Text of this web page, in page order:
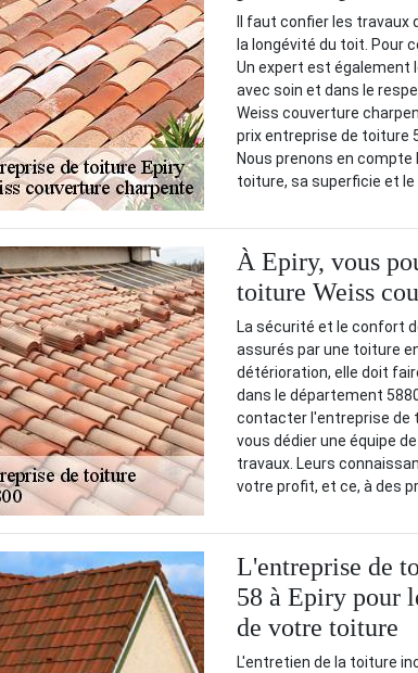
Il faut confier les
la longévité du toit. Pour
Un expert est également
avec soin et dans le
Weiss couverture
prix entreprise de toiture
Nous prenons en
toiture, sa superficie et
À Epiry, vous
toiture Weiss
La sécurité et le confort
assurés par une toiture
détérioration, elle doit
dans le département
contacter l'entreprise de
vous dédier une équipe
travaux. Leurs
votre profit, et ce, à des
L'entreprise de
58 à Epiry pour
de votre toiture
L'entretien de la toiture